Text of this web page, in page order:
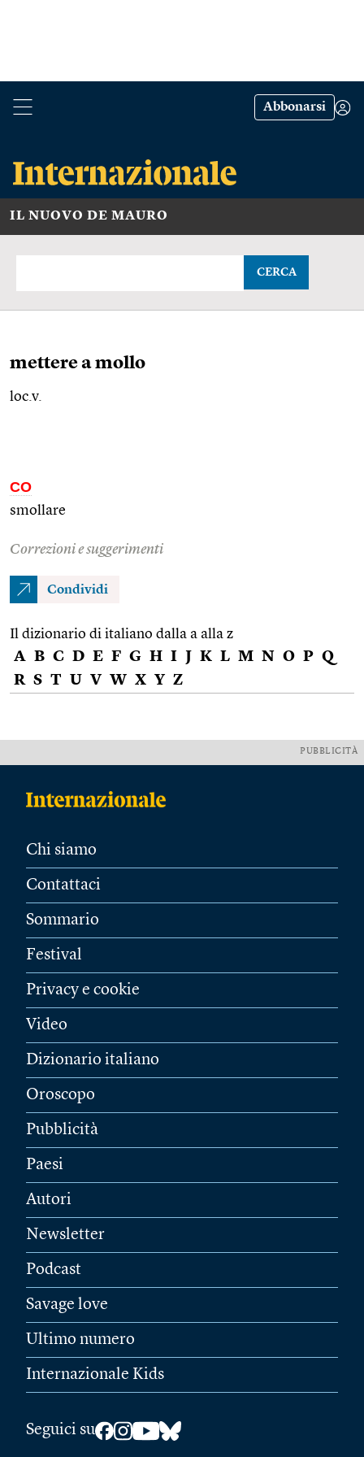
Abbonarsi
IL NUOVO DE MAURO
CERCA
mettere a mollo
loc.v.
CO
smollare
Correzioni e suggerimenti
Condividi
Il dizionario di italiano dalla a alla z
A B C D E F G H I J K L M N O P Q
R S T U V W X Y Z
PUBBLICITÀ
Chi siamo
Contattaci
Sommario
Festival
Privacy e cookie
Video
Dizionario italiano
Oroscopo
Pubblicità
Paesi
Autori
Newsletter
Podcast
Savage love
Ultimo numero
Internazionale Kids
Seguici su